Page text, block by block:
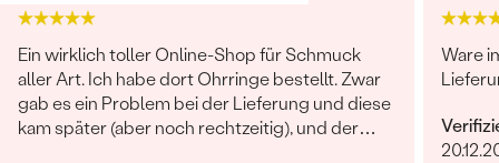
Ein wirklich toller Online-Shop für Schmuck
aller Art. Ich habe dort Ohrringe bestellt. Zwar
gab es ein Problem bei der Lieferung und diese
kam später (aber noch rechtzeitig), und der
Ware